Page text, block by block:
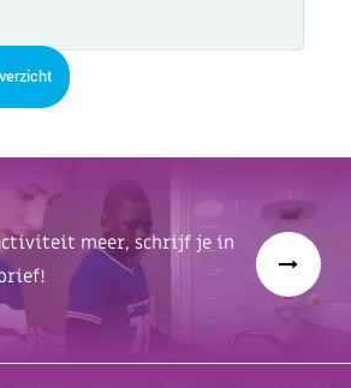
meer, schrijf je in